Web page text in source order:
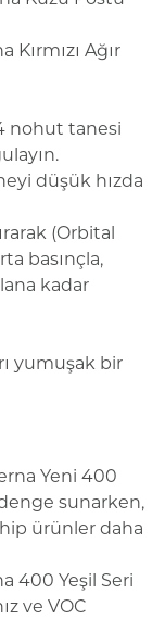
Ağır
nohut tanesi
düşük hızda
(Orbital
basınçla,
kadar
yumuşak bir
Yeni 400
sunarken,
ürünler daha
400 Yeşil Seri
ve VOC